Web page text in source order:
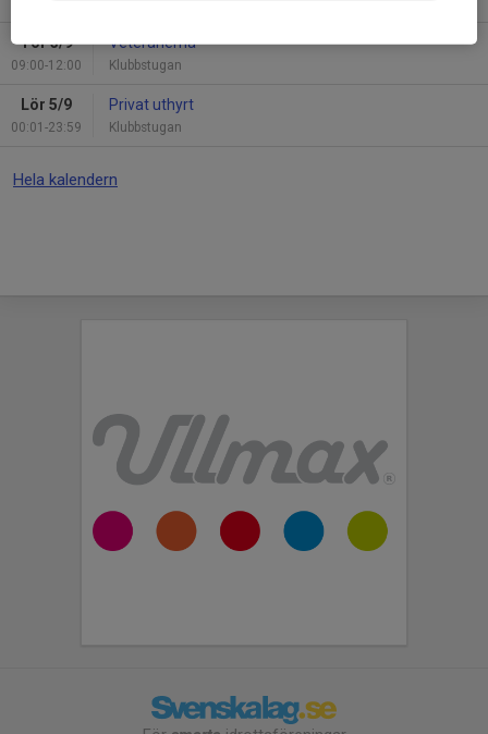
Tor 3/9
09:00-12:00
Veteranerna
Klubbstugan
Lör 5/9
00:01-23:59
Privat uthyrt
Klubbstugan
Hela kalendern